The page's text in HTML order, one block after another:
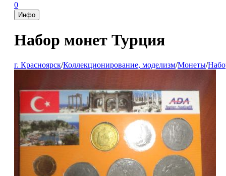
0
Инфо
Набор монет Турция
г. Красноярск/Коллекционирование, моделизм/Монеты/